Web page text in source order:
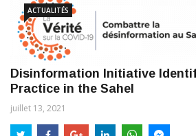
ACTUALITÉS
Disinformation Initiative
Practice in the Sahel
juillet 13, 2021